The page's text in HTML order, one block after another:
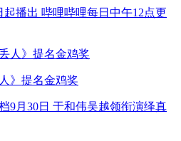
起播出 哔哩哔哩每日中午12点更
》提名金鸡奖